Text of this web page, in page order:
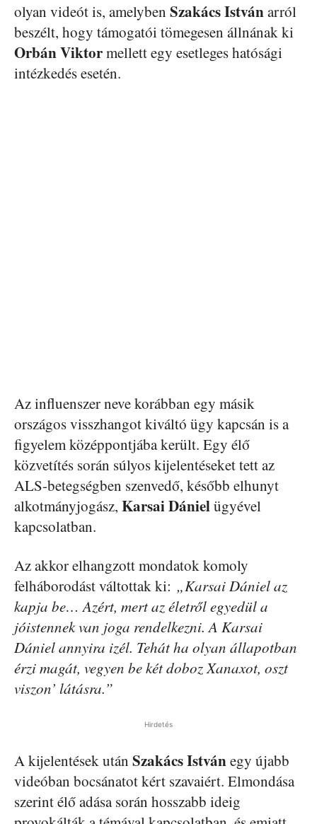
olyan videót is, amelyben Szakács Istvánarról
beszélt, hogy támogatói tömegesen állnának ki
Orbán Viktormellett egy esetleges hatósági
intézkedés esetén.
Az influenszer neve korábban egy másik
országos visszhangot kiváltó ügy kapcsán is a
figyelem középpontjába került. Egy élő
közvetítés során súlyos kijelentéseket tett az
ALS-betegségben szenvedő, később elhunyt
alkotmányjogász, Karsai Dánielügyével
kapcsolatban.
Az akkor elhangzott mondatok komoly
felháborodást váltottak ki: „Karsai Dániel az
kapja be… Azért, mert az életről egyedül a
jóistennek van joga rendelkezni. A Karsai
Dániel annyira izél. Tehát ha olyan állapotban
érzi magát, vegyen be két doboz Xanaxot, oszt
viszon’ látásra.”
Hirdetés
A kijelentések után Szakács Istvánegy újabb
videóban bocsánatot kért szavaiért. Elmondása
szerint élő adása során hosszabb ideig